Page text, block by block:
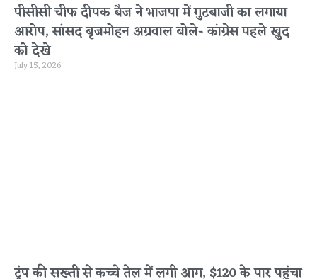
पीसीसी चीफ दीपक बैज ने भाजपा में गुटबाजी का लगाया
आरोप, सांसद बृजमोहन अग्रवाल बोले- कांग्रेस पहले खुद
को देखे
July 15, 2026
ट्रंप की सख्ती से कच्चे तेल में लगी आग, $120 के पार पहुंचा